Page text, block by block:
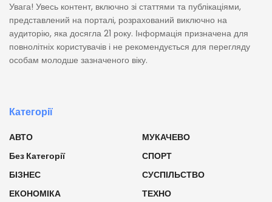
Увага! Увесь контент, включно зі статтями та публікаціями,
представлений на порталі, розрахований виключно на
аудиторію, яка досягла 21 року. Інформація призначена для
повнолітніх користувачів і не рекомендується для перегляду
особам молодше зазначеного віку.
Категорії
АВТО
Без Категорії
БІЗНЕС
ЕКОНОМІКА
МУКАЧЕВО
СПОРТ
СУСПІЛЬСТВО
ТЕХНО